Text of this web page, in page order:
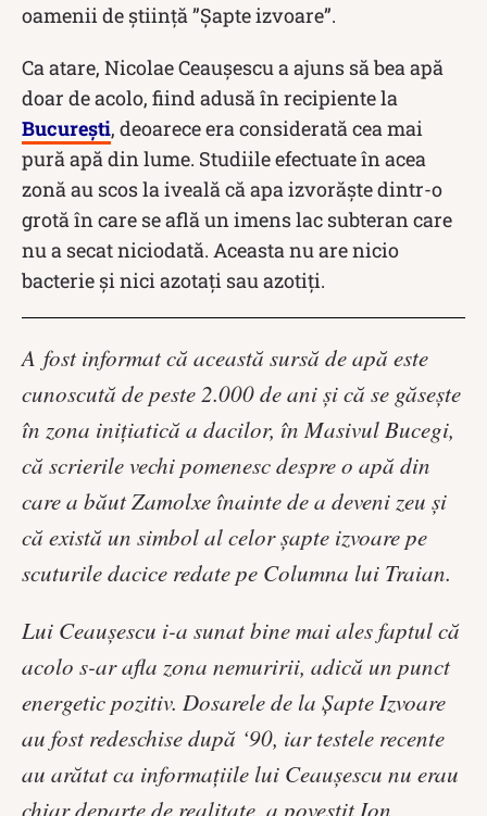
oamenii de știință ”Șapte izvoare”.
Ca atare, Nicolae Ceaușescu a ajuns să bea apă
doar de acolo, fiind adusă în recipiente la
București, deoarece era considerată cea mai
pură apă din lume. Studiile efectuate în acea
zonă au scos la iveală că apa izvorăşte dintr-o
grotă în care se află un imens lac subteran care
nu a secat niciodată. Aceasta nu are nicio
bacterie şi nici azotaţi sau azotiţi.
A fost informat că această sursă de apă este
cunoscută de peste 2.000 de ani şi că se găseşte
în zona iniţiatică a dacilor, în Masivul Bucegi,
că scrierile vechi pomenesc despre o apă din
care a băut Zamolxe înainte de a deveni zeu şi
că există un simbol al celor şapte izvoare pe
scuturile dacice redate pe Columna lui Traian.
Lui Ceauşescu i-a sunat bine mai ales faptul că
acolo s-ar afla zona nemuririi, adică un punct
energetic pozitiv. Dosarele de la Şapte Izvoare
au fost redeschise după ‘90, iar testele recente
au arătat ca informaţiile lui Ceauşescu nu erau
chiar departe de realitate, a povestit Ion